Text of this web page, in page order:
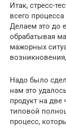
Итак, стресс-
всего
Делаем это до
обрабатывая
мажорных
Надо было
нам это
продукт на
типовой
процесс,